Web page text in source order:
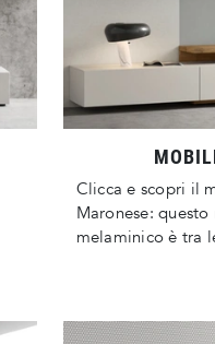
Clicca e scopri il
Maronese:
melaminico è tra